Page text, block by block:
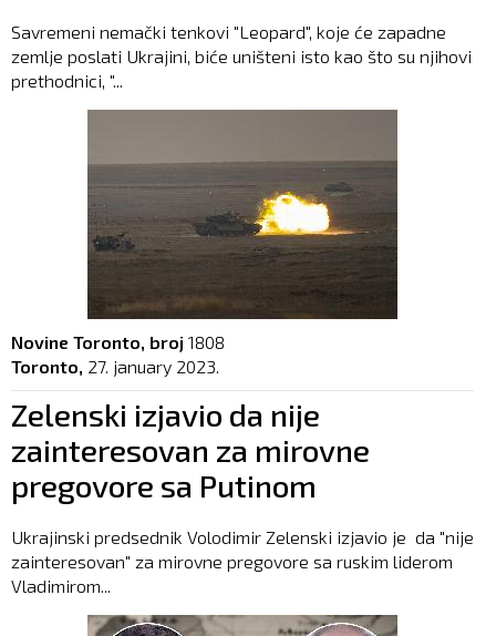
Savremeni nemački tenkovi "Leopard", koje će zapadne
zemlje poslati Ukrajini, biće uništeni isto kao što su njihovi
prethodnici, "...
Novine Toronto, broj 1808
Toronto, 27. january 2023.
Zelenski izjavio da nije
zainteresovan za mirovne
pregovore sa Putinom
Ukrajinski predsednik Volodimir Zelenski izjavio je da "nije
zainteresovan" za mirovne pregovore sa ruskim liderom
Vladimirom...